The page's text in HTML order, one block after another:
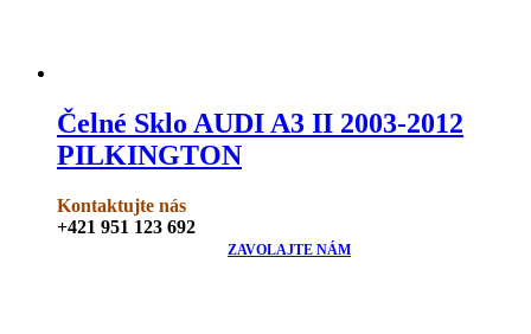
Čelné Sklo AUDI A3 II 2003-2012
PILKINGTON
Kontaktujte nás
+421 951 123 692
ZAVOLAJTE NÁM